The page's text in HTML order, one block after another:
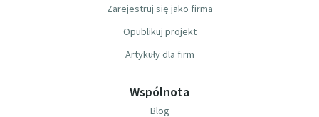
Zarejestruj się jako firma
Opublikuj projekt
Artykuły dla firm
Wspólnota
Blog